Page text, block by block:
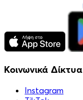
Κοινωνικά Δίκτυα
Instagram